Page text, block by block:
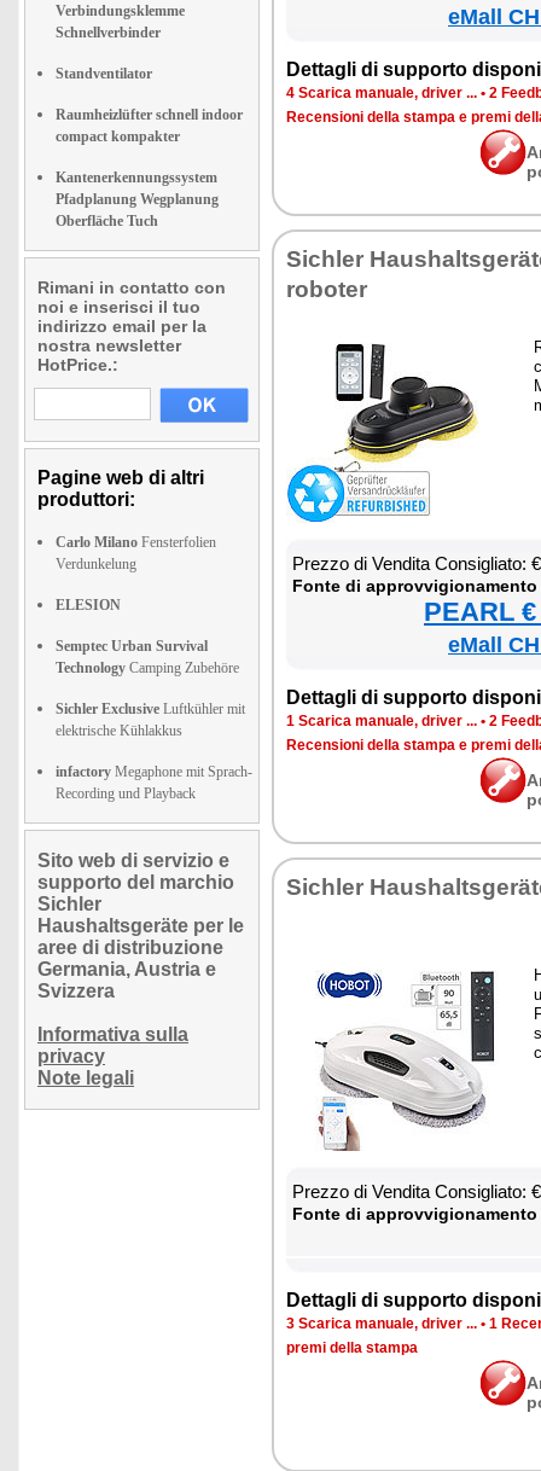
Verbindungsklemme
Schnellverbinder
Standventilator
Raumheizlüfter schnell indoor
compact kompakter
Kantenerkennungssystem
Pfadplanung Wegplanung
Oberfläche Tuch
Rimani in contatto con
noi e inserisci il tuo
indirizzo email per la
nostra newsletter
HotPrice.:
Pagine web di altri
produttori:
Carlo Milano Fensterfolien
Verdunkelung
ELESION
Semptec Urban Survival
Technology Camping Zubehöre
Sichler Exclusive Luftkühler mit
elektrische Kühlakkus
infactory Megaphone mit Sprach-
Recording und Playback
Sito web di servizio e
supporto del marchio
Sichler
Haushaltsgeräte per le
aree di distribuzione
Germania, Austria e
Svizzera
Informativa sulla
privacy
Note legali
eMall
Det­ta­gli di sup­por­to
4 Sca­ri­ca ma­nua­le, dri­ver ... • 2
Re­cen­sio­ni del­la stam­pa e pre­mi
Si­chler
ro­bo­ter
Prez­zo di Ven­di­ta Con­si­glia­to:
Fon­te di
PEARL
eMall
Det­ta­gli di sup­por­to
1 Sca­ri­ca ma­nua­le, dri­ver ... • 2
Re­cen­sio­ni del­la stam­pa e pre­mi
Si­chler
Prez­zo di Ven­di­ta Con­si­glia­to:
Fon­te di
Det­ta­gli di sup­por­to
3 Sca­ri­ca ma­nua­le, dri­ver ... • 1
pre­mi del­la stam­pa